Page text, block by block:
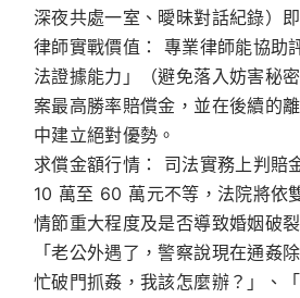
深夜共處一室、曖昧對話紀錄）
律師實戰價值：
專業律師能協助
法證據能力」（避免落入妨害秘
案最高勝率賠償金，並在後續的
中建立絕對優勢。
求償金額行情：
司法實務上判賠
10 萬至 60 萬元不等，法院將依
情節重大程度及是否導致婚姻破
「老公外遇了，警察說現在通姦
忙破門抓姦，我該怎麼辦？」、